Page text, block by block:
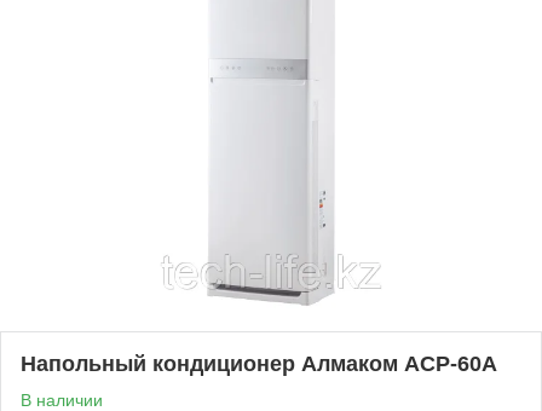
Напольный кондиционер Алмаком ACP-60A
В наличии